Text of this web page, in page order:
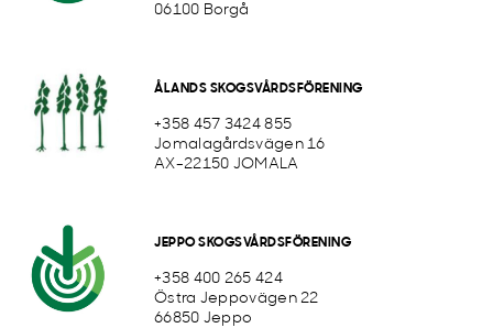
06100 Borgå
ÅLANDS SKOGSVÅRDSFÖRENING
+358 457 3424 855
Jomalagårdsvägen 16
AX-22150 JOMALA
JEPPO SKOGSVÅRDSFÖRENING
+358 400 265 424
Östra Jeppovägen 22
66850 Jeppo